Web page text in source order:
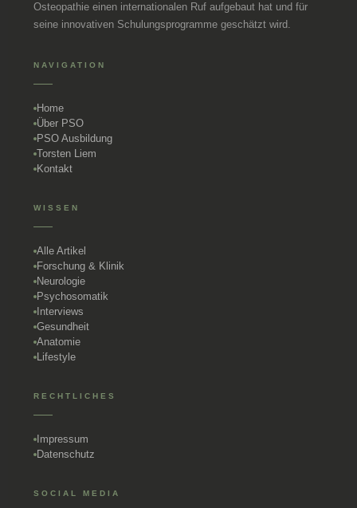
Osteopathie einen internationalen Ruf aufgebaut hat und für
seine innovativen Schulungsprogramme geschätzt wird.
NAVIGATION
Home
Über PSO
PSO Ausbildung
Torsten Liem
Kontakt
WISSEN
Alle Artikel
Forschung & Klinik
Neurologie
Psychosomatik
Interviews
Gesundheit
Anatomie
Lifestyle
RECHTLICHES
Impressum
Datenschutz
SOCIAL MEDIA